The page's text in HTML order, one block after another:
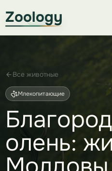
Zoology
Все животные
Млекопитающие
олень: